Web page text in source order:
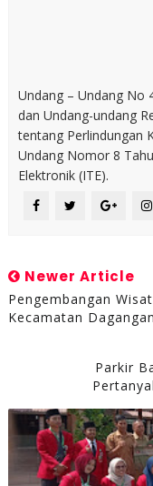
Undang – Undang No
dan Undang-undang
tentang Perlindungan
Undang Nomor 8
Elektronik (ITE).
Newer Article
Pengembangan
Kecamatan
Parkir